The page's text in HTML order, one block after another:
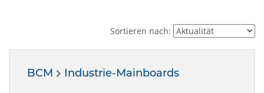
Sortieren nach:
BCM Industrie-Mainboards